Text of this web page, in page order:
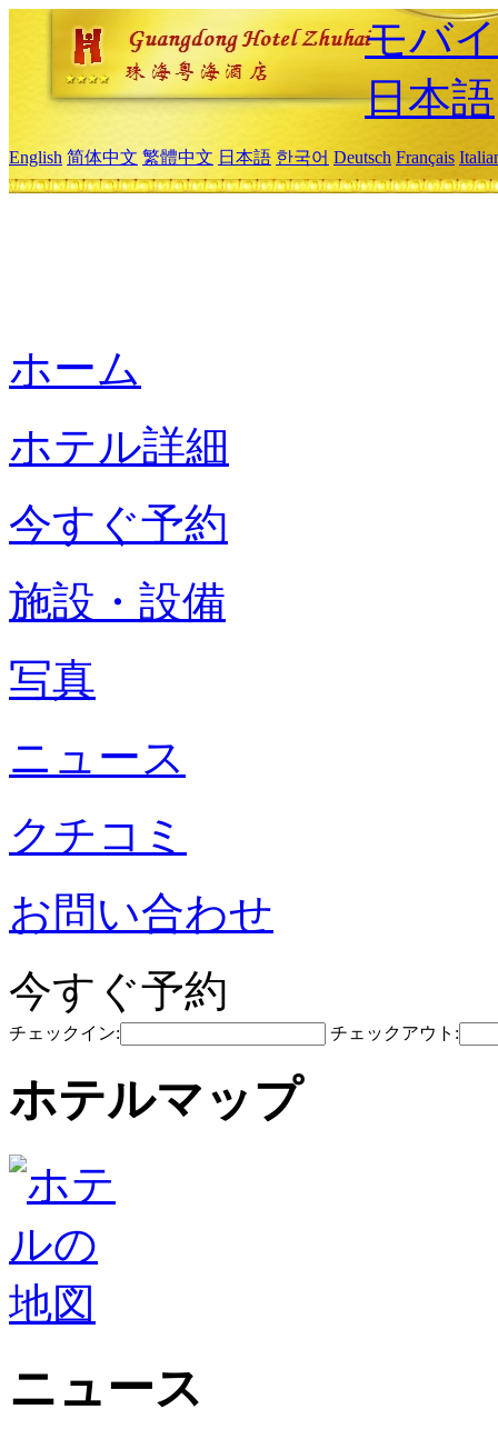
モバ
日本語
English 简体中文 繁體中文 日本語 한국어 Deutsch Français
ホーム
ホテル詳細
今すぐ予約
施設・設備
写真
ニュース
クチコミ
お問い合わせ
今すぐ予約
チェックイン: チェックアウト:
ホテルマップ
ニュース